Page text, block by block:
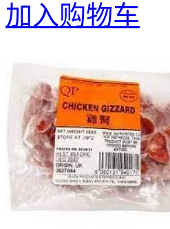
加入购物车